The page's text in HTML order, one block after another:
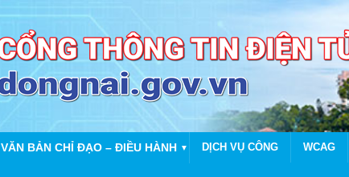
VĂN BẢN CHỈ ĐẠO – ĐIỀU HÀNH ▼ DỊCH VỤ CÔNG WCAG